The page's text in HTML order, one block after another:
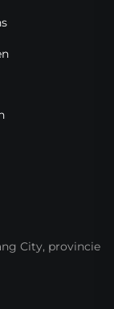
City, provincie